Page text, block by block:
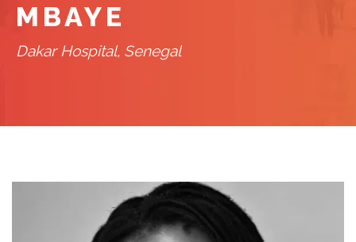
MBAYE
Dakar Hospital, Senegal